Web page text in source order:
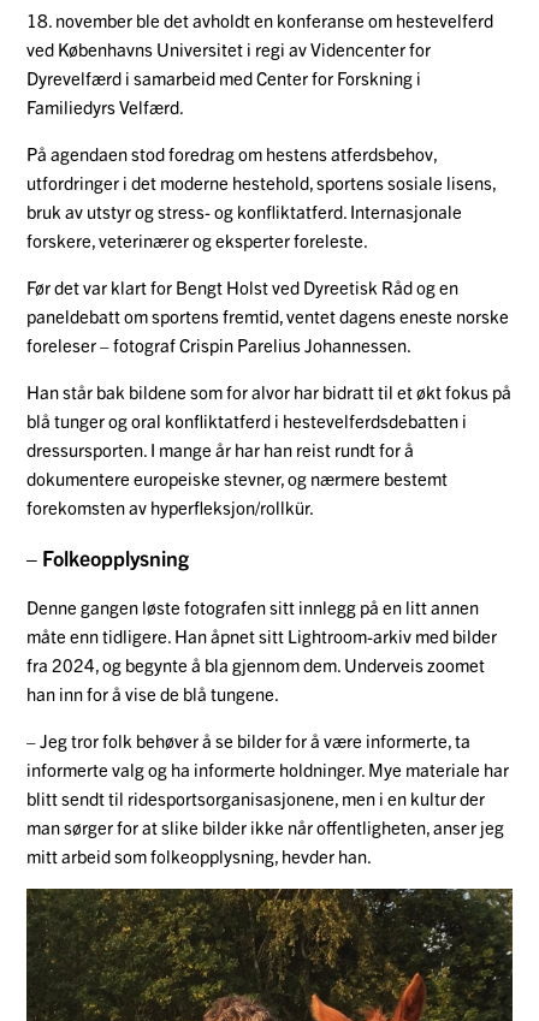
18. november ble det avholdt en konferanse om hestevelferd
ved Københavns Universitet i regi av Videncenter for
Dyrevelfærd i samarbeid med Center for Forskning i
Familiedyrs Velfærd.
På agendaen stod foredrag om hestens atferdsbehov,
utfordringer i det moderne hestehold, sportens sosiale lisens,
bruk av utstyr og stress- og konfliktatferd. Internasjonale
forskere, veterinærer og eksperter foreleste.
Før det var klart for Bengt Holst ved Dyreetisk Råd og en
paneldebatt om sportens fremtid, ventet dagens eneste norske
foreleser – fotograf Crispin Parelius Johannessen.
Han står bak bildene som for alvor har bidratt til et økt fokus på
blå tunger og oral konfliktatferd i hestevelferdsdebatten i
dressursporten. I mange år har han reist rundt for å
dokumentere europeiske stevner, og nærmere bestemt
forekomsten av hyperfleksjon/rollkür.
– Folkeopplysning
Denne gangen løste fotografen sitt innlegg på en litt annen
måte enn tidligere. Han åpnet sitt Lightroom-arkiv med bilder
fra 2024, og begynte å bla gjennom dem. Underveis zoomet
han inn for å vise de blå tungene.
– Jeg tror folk behøver å se bilder for å være informerte, ta
informerte valg og ha informerte holdninger. Mye materiale har
blitt sendt til ridesportsorganisasjonene, men i en kultur der
man sørger for at slike bilder ikke når offentligheten, anser jeg
mitt arbeid som folkeopplysning, hevder han.